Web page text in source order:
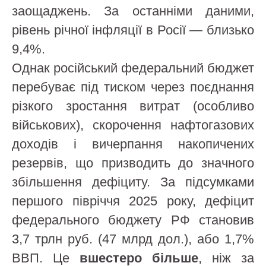
заощаджень. За останніми даними,
рівень річної інфляції в Росії — близько
9,4%.
Однак російський федеральний бюджет
перебуває під тиском через поєднання
різкого зростання витрат (особливо
військових), скорочення нафтогазових
доходів і вичерпання накопичених
резервів, що призводить до значного
збільшення дефіциту. За підсумками
першого півріччя 2025 року, дефіцит
федерального бюджету РФ становив
3,7 трлн руб. (47 млрд дол.), або 1,7%
ВВП. Це вшестеро більше, ніж за